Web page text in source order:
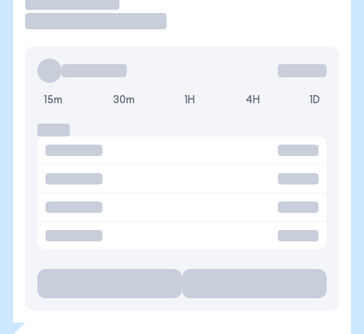
15m 30m 1H 4H 1D